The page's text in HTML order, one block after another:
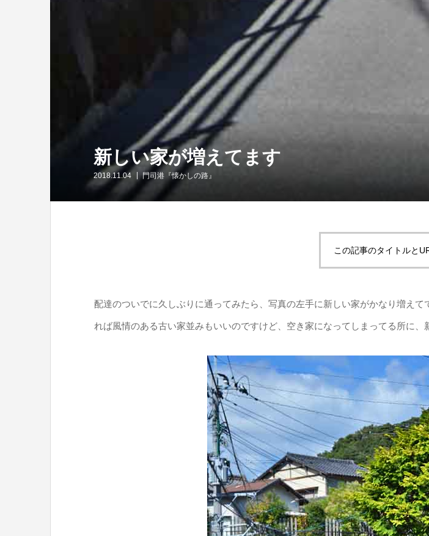
新しい家が増えてます
2018.11.04 門司港『懐かしの路』
この記事のタイトルと
配達のついでに久しぶりに通ってみたら、写真の左手に新しい家がかなり増え
れば風情のある古い家並みもいいのですけど、空き家になってしまってる所に、